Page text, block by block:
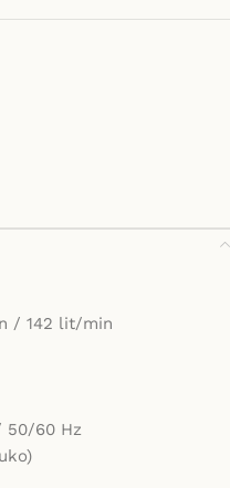
/ 142 lit/min
50/60 Hz